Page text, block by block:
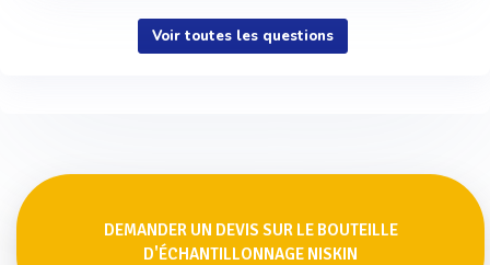
Voir toutes les questions
DEMANDER UN DEVIS SUR LE BOUTEILLE
D'ÉCHANTILLONNAGE NISKIN